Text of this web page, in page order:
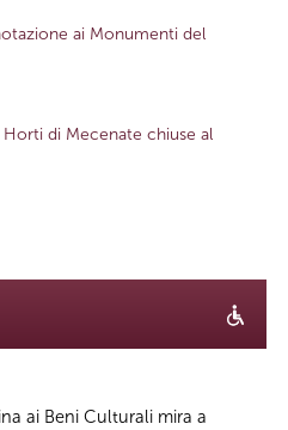
ai Monumenti del
di Mecenate chiuse al
ai Beni Culturali mira a